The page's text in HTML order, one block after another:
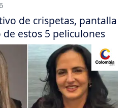
de crispetas, pantalla
estos 5 peliculones